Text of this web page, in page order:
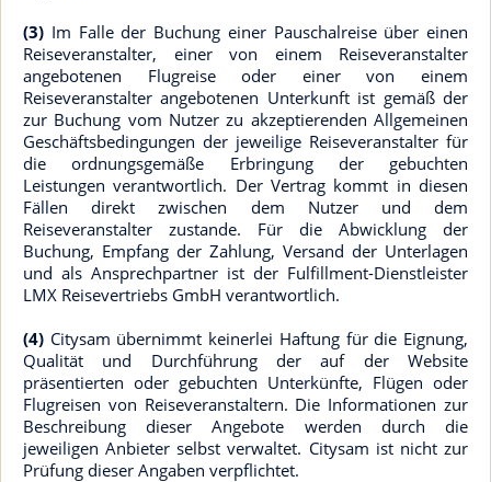
(3) Im Falle der Buchung einer Pauschalreise über einen
Reiseveranstalter, einer von einem Reiseveranstalter
angebotenen Flugreise oder einer von einem
Reiseveranstalter angebotenen Unterkunft ist gemäß der
zur Buchung vom Nutzer zu akzeptierenden Allgemeinen
Geschäftsbedingungen der jeweilige Reiseveranstalter für
die ordnungsgemäße Erbringung der gebuchten
Leistungen verantwortlich. Der Vertrag kommt in diesen
Fällen direkt zwischen dem Nutzer und dem
Reiseveranstalter zustande. Für die Abwicklung der
Buchung, Empfang der Zahlung, Versand der Unterlagen
und als Ansprechpartner ist der Fulfillment-Dienstleister
LMX Reisevertriebs GmbH verantwortlich.
(4) Citysam übernimmt keinerlei Haftung für die Eignung,
Qualität und Durchführung der auf der Website
präsentierten oder gebuchten Unterkünfte, Flügen oder
Flugreisen von Reiseveranstaltern. Die Informationen zur
Beschreibung dieser Angebote werden durch die
jeweiligen Anbieter selbst verwaltet. Citysam ist nicht zur
Prüfung dieser Angaben verpflichtet.